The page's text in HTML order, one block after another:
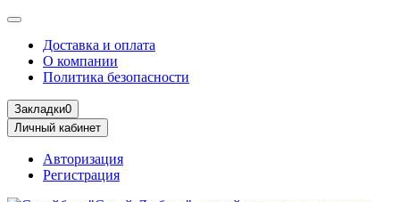
Доставка и оплата
О компании
Политика безопасности
Закладки0
Личный кабинет
Авторизация
Регистрация